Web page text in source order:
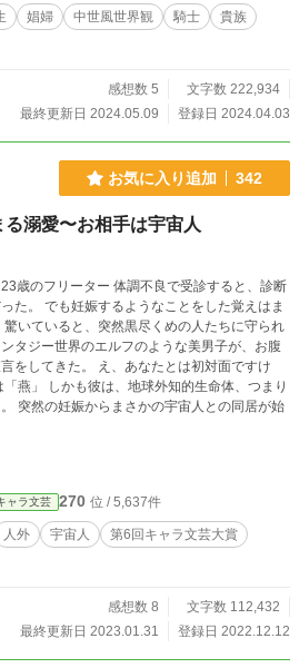
ら、いいの～。 一人で勝手にどうでも
る、フィリーの運命やいかに…。
娼婦 中世風世界観 騎士
貴族
感想数 5
文字数 222,934
最終更新日 2024.05.09
登録日 2024.04.03
お気に入り追加 342
る溺愛〜お相手は宇宙人
歳のフリーター 体調不良で受診すると、診断
た。 でも妊娠するようなことをした覚えはま
驚いていると、突然黒尽くめの人たちに守られ
タジー世界のエルフのような美男子が、お腹
え、あなたとは初対面ですけ
が始
ャラ文芸 270 位 / 5,637件
人外 宇宙人
第6回キャラ文芸大賞
感想数 8
文字数 112,432
最終更新日 2023.01.31
登録日 2022.12.12